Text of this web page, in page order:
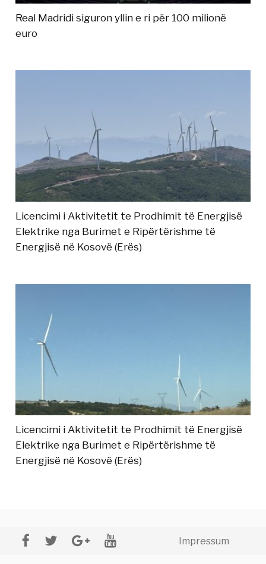
Real Madridi siguron yllin e ri për 100 milionë
euro
Licencimi i Aktivitetit te Prodhimit të Energjisë
Elektrike nga Burimet e Ripërtërishme të
Energjisë në Kosovë (Erës)
Licencimi i Aktivitetit te Prodhimit të Energjisë
Elektrike nga Burimet e Ripërtërishme të
Energjisë në Kosovë (Erës)
Impressum